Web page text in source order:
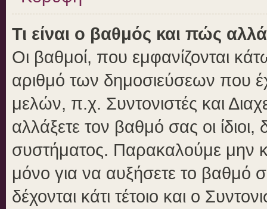
Τι είναι ο βαθμός και πώς
Οι βαθμοί, που εμφανίζονται
αριθμό των δημοσιεύσεων που
μελών, π.χ. Συντονιστές και
αλλάξετε τον βαθμό σας οι ίδιοι,
συστήματος. Παρακαλούμε μην
μόνο για να αυξήσετε το βαθμό
δέχονται κάτι τέτοιο και ο